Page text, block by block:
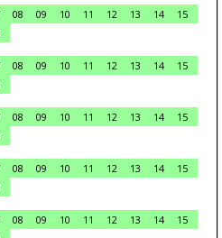
08 09 10 11 12 13 14
15
08 09 10 11 12 13 14
15
08 09 10 11 12 13 14
15
08 09 10 11 12 13 14
15
08 09 10 11 12 13 14
15